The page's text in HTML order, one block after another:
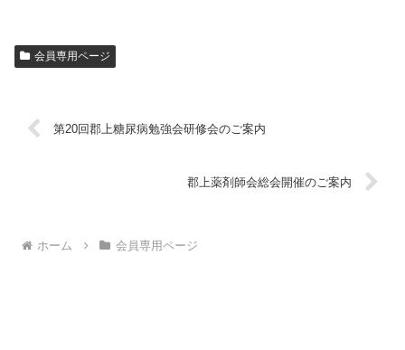
会員専用ページ
第20回郡上糖尿病勉強会研修会のご案内
郡上薬剤師会総会開催のご案内
ホーム 会員専用ページ